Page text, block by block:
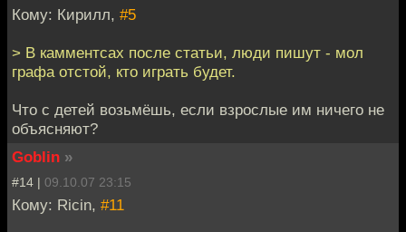
Кому: Кирилл, #5
> В камментсах после статьи, люди пишут - мол
графа отстой, кто играть будет.
Что с детей возьмёшь, если взрослые им ничего не
объясняют?
Goblin »
#14 | 09.10.07 23:15
Кому: Ricin, #11